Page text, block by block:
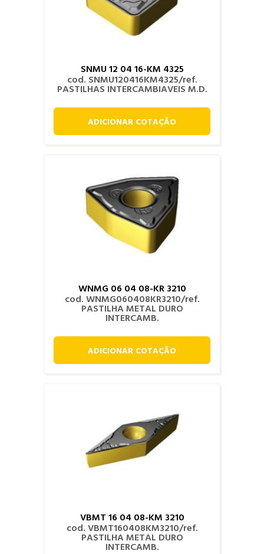
SNMU 12 04 16-KM 4325
cod. SNMU120416KM4325/ref.
PASTILHAS INTERCAMBIAVEIS M.D.
ADICIONAR COTAÇÃO
WNMG 06 04 08-KR 3210
cod. WNMG060408KR3210/ref.
PASTILHA METAL DURO
INTERCAMB.
ADICIONAR COTAÇÃO
VBMT 16 04 08-KM 3210
cod. VBMT160408KM3210/ref.
PASTILHA METAL DURO
INTERCAMB.